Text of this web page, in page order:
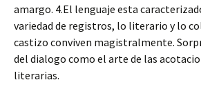
amargo. 4.El lenguaje esta
variedad de registros, lo literario y lo
castizo conviven magistralmente.
del dialogo como el arte de las
literarias.